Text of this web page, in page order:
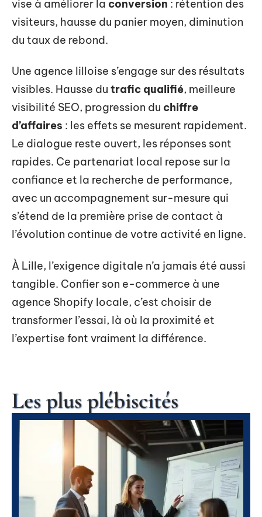
vise à améliorer la conversion : rétention des
visiteurs, hausse du panier moyen, diminution
du taux de rebond.
Une agence lilloise s’engage sur des résultats
visibles. Hausse du trafic qualifié, meilleure
visibilité SEO, progression du chiffre
d’affaires : les effets se mesurent rapidement.
Le dialogue reste ouvert, les réponses sont
rapides. Ce partenariat local repose sur la
confiance et la recherche de performance,
avec un accompagnement sur-mesure qui
s’étend de la première prise de contact à
l’évolution continue de votre activité en ligne.
À Lille, l’exigence digitale n’a jamais été aussi
tangible. Confier son e-commerce à une
agence Shopify locale, c’est choisir de
transformer l’essai, là où la proximité et
l’expertise font vraiment la différence.
Les plus plébiscités